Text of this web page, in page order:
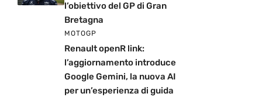
l’obiettivo del GP di Gran
Bretagna
MOTOGP
Renault openR link:
l’aggiornamento introduce
Google Gemini, la nuova AI
per un’esperienza di guida